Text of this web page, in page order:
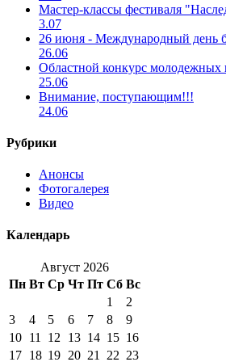
Мастер-классы фестиваля
3.07
26 июня - Международный день
26.06
Областной конкурс молодежных
25.06
Внимание, поступающим!!!
24.06
Рубрики
Анонсы
Фотогалерея
Видео
Календарь
Август 2026
Пн Вт Ср Чт Пт Сб Вс
1
2
3
4 5 6 7 8
9
10 11 12 13 14 15 16
17 18 19 20 21 22 23